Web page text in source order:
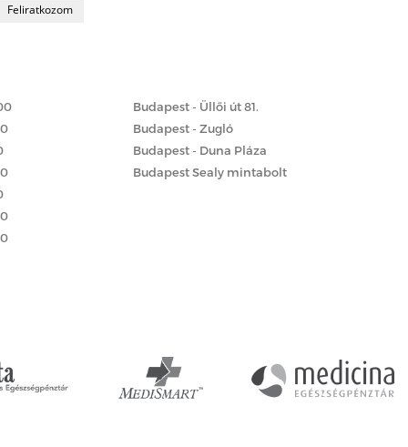
Budapest - Üllői út 81.
Budapest - Zugló
Budapest - Duna Pláza
Budapest Sealy mintabolt